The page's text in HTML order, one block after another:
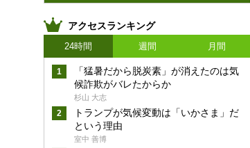
アクセスランキング
24時間 週間 月間
「猛暑だから脱炭素」が消えたのは気
候詐欺がバレたからか
杉山 大志
トランプが気候変動は「いかさま」だ
という理由
室中 善博